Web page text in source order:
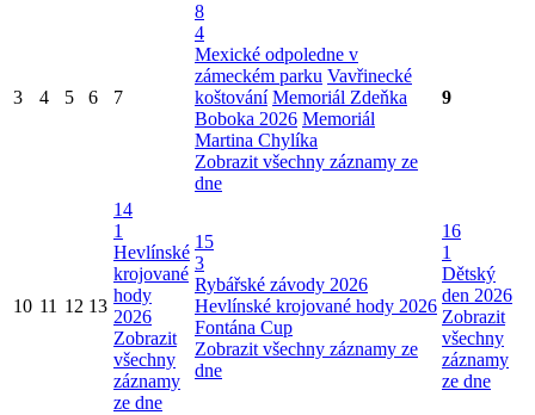
3 4 5 6 7
8
4
Mexické odpoledne v
zámeckém parku Vavřinecké
koštování Memoriál Zdeňka
Boboka 2026 Memoriál
Martina Chylíka
Zobrazit všechny záznamy ze
dne
9
10 11 12 13
14
1
Hevlínské
krojované
hody
2026
Zobrazit
všechny
záznamy
ze dne
15
3
Rybářské závody 2026
Hevlínské krojované hody 2026
Fontána Cup
Zobrazit všechny záznamy ze
dne
16
1
Dětský
den 2026
Zobrazit
všechny
záznamy
ze dne